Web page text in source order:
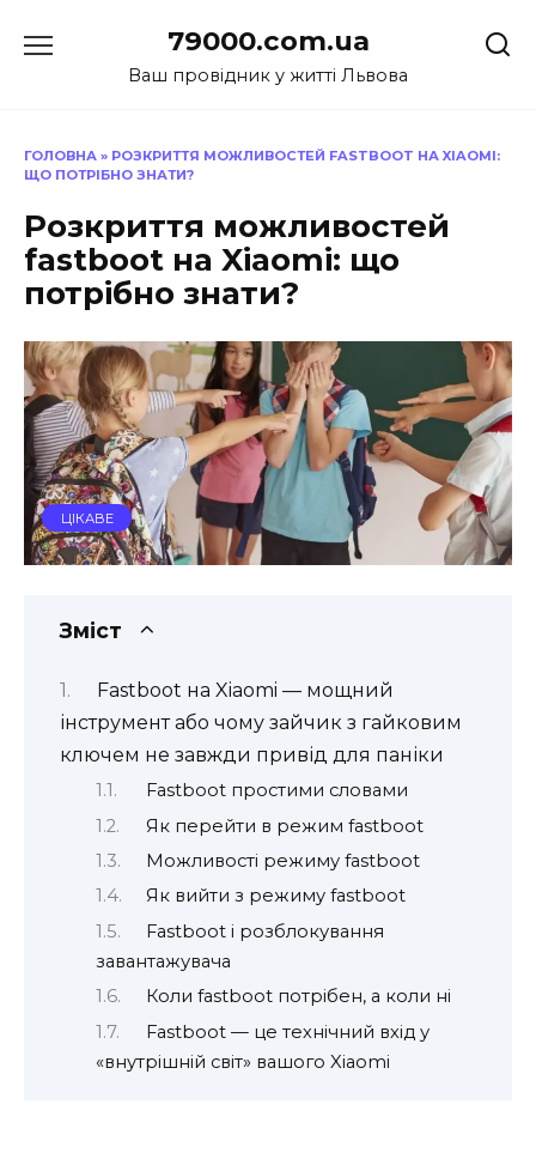
до
79000.com.ua
Ваш провідник у житті Львова
ГОЛОВНА » РОЗКРИТТЯ МОЖЛИВОСТЕЙ FASTBOOT НА XIAOMI:
ЩО ПОТРІБНО ЗНАТИ?
Розкриття можливостей
fastboot на Xiaomi: що
потрібно знати?
ЦІКАВЕ
Зміст
Fastboot на Xiaomi — мощний
інструмент або чому зайчик з гайковим
ключем не завжди привід для паніки
Fastboot простими словами
Як перейти в режим fastboot
Можливості режиму fastboot
Як вийти з режиму fastboot
Fastboot і розблокування
завантажувача
Коли fastboot потрібен, а коли ні
Fastboot — це технічний вхід у
«внутрішній світ» вашого Xiaomi